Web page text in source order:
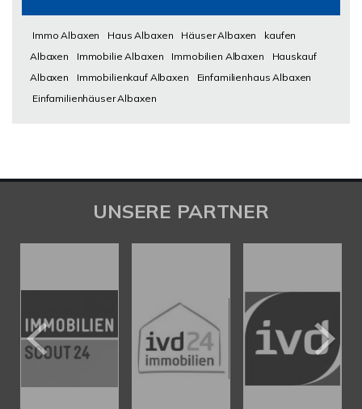
Immo Albaxen Haus Albaxen Häuser Albaxen
kaufen
Albaxen
Immobilie Albaxen Immobilien Albaxen
Hauskauf
Albaxen
Immobilienkauf Albaxen
Einfamilienhaus Albaxen
Einfamilienhäuser Albaxen
UNSERE PARTNER